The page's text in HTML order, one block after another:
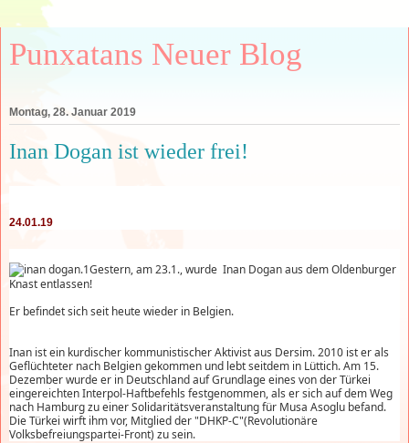
Punxatans Neuer Blog
Montag, 28. Januar 2019
Inan Dogan ist wieder frei!
24.01.19
Gestern, am 23.1., wurde Inan Dogan aus dem Oldenburger
Knast entlassen!
Er befindet sich seit heute wieder in Belgien.
Inan ist ein kurdischer kommunistischer Aktivist aus Dersim. 2010 ist er als
Geflüchteter nach Belgien gekommen und lebt seitdem in Lüttich. Am 15.
Dezember wurde er in Deutschland auf Grundlage eines von der Türkei
eingereichten Interpol-Haftbefehls festgenommen, als er sich auf dem Weg
nach Hamburg zu einer Solidaritätsveranstaltung für Musa Asoglu befand.
Die Türkei wirft ihm vor, Mitglied der "DHKP-C"(Revolutionäre
Volksbefreiungspartei-Front) zu sein.